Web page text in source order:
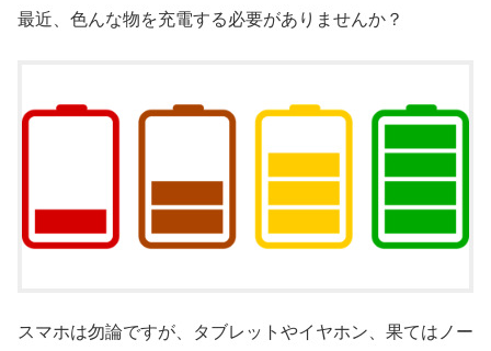
最近、色んな物を充電する必要がありませんか？
スマホは勿論ですが、タブレットやイヤホン、果てはノー